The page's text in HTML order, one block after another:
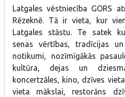
Latgales vēstniecība GORS
Rēzeknē. Tā ir vieta, kur
Latgales stāstu. Te satek
senas vērtības, tradīcijas
notikumi, nozīmīgākās
kultūra, dejas un
koncertzāles, kino, dzīves
vieta mākslai, restorāns